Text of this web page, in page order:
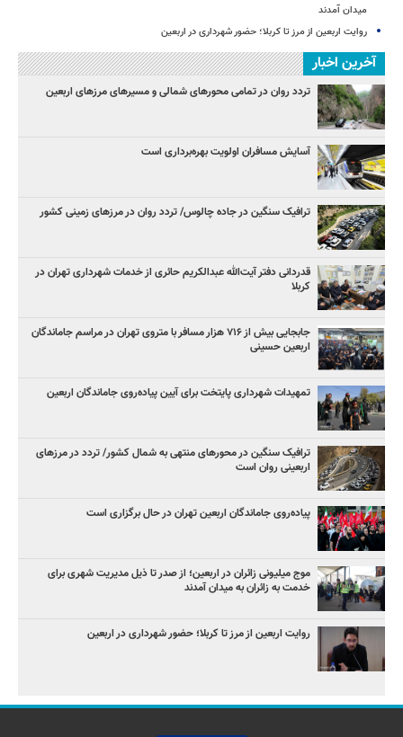
میدان آمدند
روایت اربعین از مرز تا کربلا؛ حضور شهرداری در اربعین
آخرین اخبار
تردد روان در تمامی محورهای شمالی و مسیرهای مرزهای اربعین
آسایش مسافران اولویت بهره‌برداری است
ترافیک سنگین در جاده چالوس/ تردد روان در مرزهای زمینی کشور
قدردانی دفتر آیت‌الله عبدالکریم حائری از خدمات شهرداری تهران در
کربلا
جابجایی بیش از ۷۱۶ هزار مسافر با متروی تهران در مراسم جاماندگان
اربعین حسینی
تمهیدات شهرداری پایتخت برای آیین پیاده‌روی جاماندگان اربعین
ترافیک سنگین در محورهای منتهی به شمال کشور/ تردد در مرزهای
اربعینی روان است
پیاده‌روی جاماندگان اربعین تهران در حال برگزاری است
موج میلیونی زائران در اربعین؛ از صدر تا ذیل مدیریت شهری برای
خدمت به زائران به میدان آمدند
روایت اربعین از مرز تا کربلا؛ حضور شهرداری در اربعین